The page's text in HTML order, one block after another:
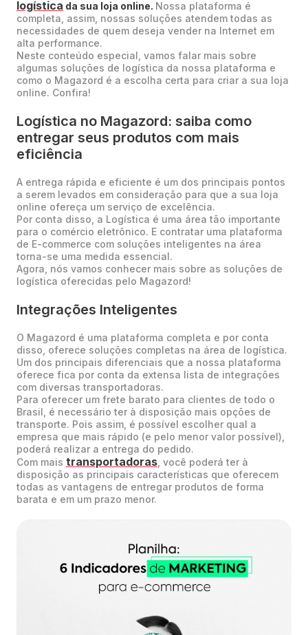
logística da sua loja online. Nossa plataforma é
completa, assim, nossas soluções atendem todas as
necessidades de quem deseja vender na Internet em
alta performance.
Neste conteúdo especial, vamos falar mais sobre
algumas soluções de logística da nossa plataforma e
como o Magazord é a escolha certa para criar a sua loja
online. Confira!
Logística no Magazord: saiba como
entregar seus produtos com mais
eficiência
A entrega rápida e eficiente é um dos principais pontos
a serem levados em consideração para que a sua loja
online ofereça um serviço de excelência.
Por conta disso, a Logística é uma área tão importante
para o comércio eletrônico. E contratar uma plataforma
de E-commerce com soluções inteligentes na área
torna-se uma medida essencial.
Agora, nós vamos conhecer mais sobre as soluções de
logística oferecidas pelo Magazord!
Integrações Inteligentes
O Magazord é uma plataforma completa e por conta
disso, oferece soluções completas na área de logística.
Um dos principais diferenciais que a nossa plataforma
oferece fica por conta da extensa lista de integrações
com diversas transportadoras.
Para oferecer um frete barato para clientes de todo o
Brasil, é necessário ter à disposição mais opções de
transporte. Pois assim, é possível escolher qual a
empresa que mais rápido (e pelo menor valor possível),
poderá realizar a entrega do pedido.
Com mais transportadoras , você poderá ter à
disposição as principais características que oferecem
todas as vantagens de entregar produtos de forma
barata e em um prazo menor.